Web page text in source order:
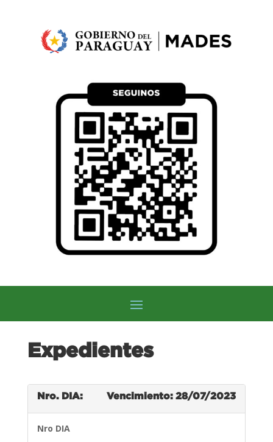
Expedientes
Nro. DIA: Vencimiento: 28/07/2023
Nro DIA